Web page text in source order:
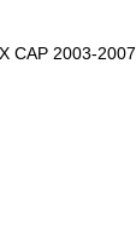
CAP 2003-2007